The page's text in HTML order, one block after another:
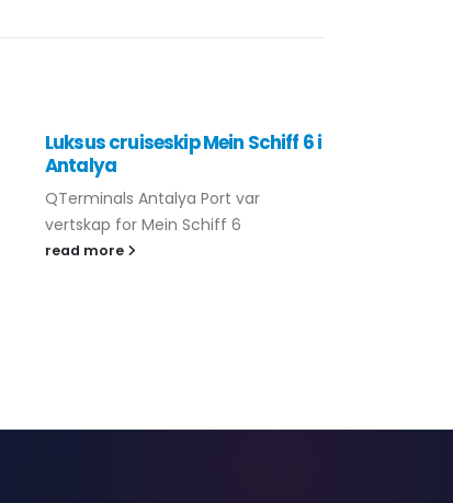
Luksus cruiseskip Mein Schiff 6 i
Antalya
QTerminals Antalya Port var
vertskap for Mein Schiff 6
read more